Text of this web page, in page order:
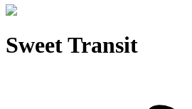
Sweet Transit